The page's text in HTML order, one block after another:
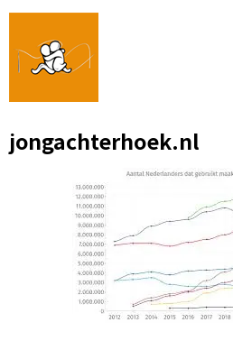
Skip
content
jongachterhoek.nl